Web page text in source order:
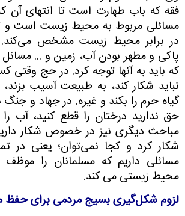
فقه که باب طهارت است تا انتهای
مسائلی مربوط به محیط زیست است و
در برابر محیط زیست مشخص
پاکی و مطهر بودن آب، زمین و ...
که باید به آنها توجه کرد. در حج
نباید شکار کند، به طبیعت آسیب
گیاه حرم را بکند و غیره. در جهاد و
حق ندارید درختان را قطع کنید، آب
مباحث دیگری نیز در خصوص شکار
شکار کرد و کجا نمی‌توان؛ یعنی در
مسائلی داریم که مسلمانان را
محیط زیستی می کند.
لزوم شکل‌گیری بسیج مردمی برای